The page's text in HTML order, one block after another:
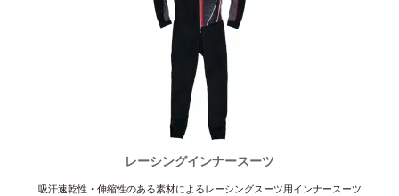
レーシングインナースーツ
吸汗速乾性・伸縮性のある素材によるレーシングスーツ用インナースーツ